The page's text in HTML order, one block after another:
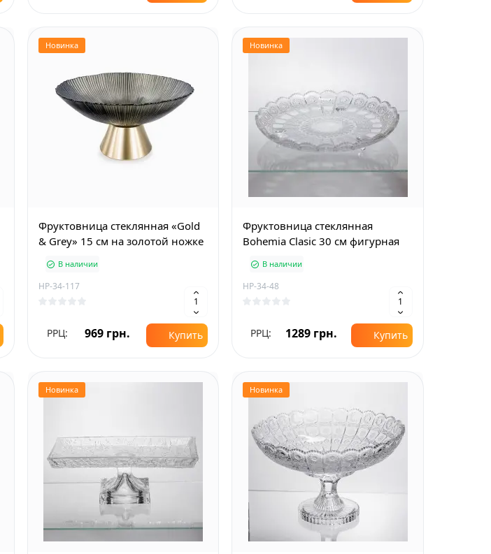
Новинка
Фруктовница стеклянная «Gold
& Grey» 15 см на золотой ножке
В наличии
HP-34-117
РРЦ: 969 грн. Купить
Новинка
Фруктовница стеклянная
Bohemia Clasic 30 см фигурная
В наличии
HP-34-48
РРЦ: 1289 грн. Купить
Новинка Новинка